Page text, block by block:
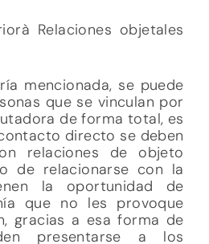
Relaciones objetales
mencionada, se puede
que se vinculan por
de forma total, es
directo se deben
relaciones de objeto
de relacionarse con la
la oportunidad de
que no les provoque
gracias a esa forma de
presentarse a los